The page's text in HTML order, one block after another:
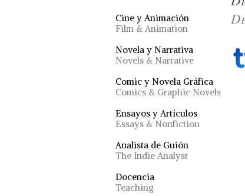
Cine y Animación
Film & Animation
Novela y Narrativa
Novels & Narrative
Comic y Novela Gráfica
Comics & Graphic Novels
Ensayos y Artículos
Essays & Nonfiction
Analista de Guión
The Indie Analyst
Docencia
Teaching